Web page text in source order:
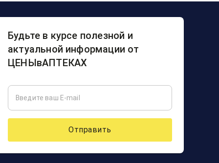
Будьте в курсе полезной и
актуальной информации от
ЦЕНЫвАПТЕКАХ
Отправить